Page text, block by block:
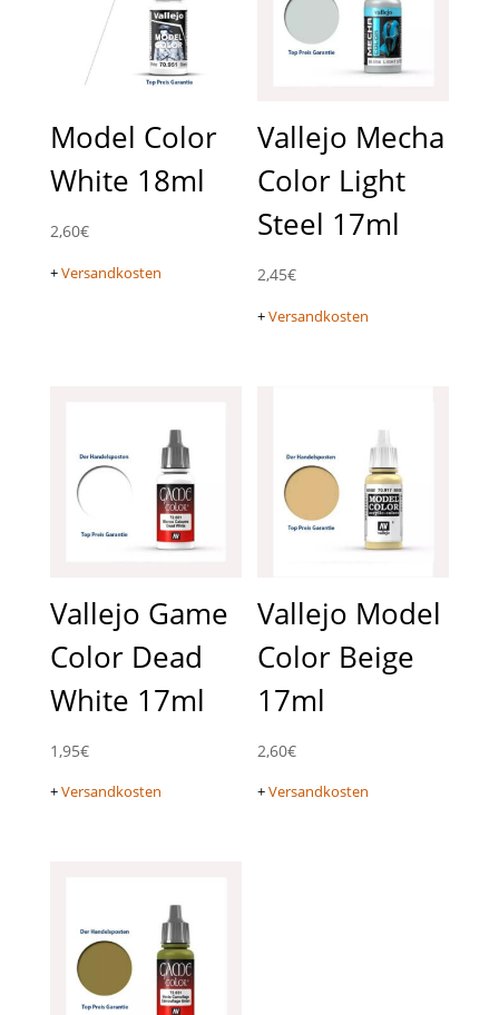
Model Color
White 18ml
2,60€
+Versandkosten
Vallejo Mecha
Color Light
Steel 17ml
2,45€
+Versandkosten
Vallejo Game
Color Dead
White 17ml
1,95€
+Versandkosten
Vallejo Model
Color Beige
17ml
2,60€
+Versandkosten